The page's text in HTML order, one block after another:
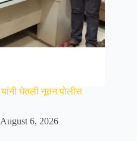
घेतली नूतन पोलीस
August 6, 2026